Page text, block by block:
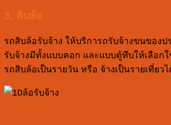
3. สิบล้อ
รถสิบล้อรับจ้าง ให้บริการถรับจ้างขนของ
รับจ้างมีทั้งแบบคอก และแบบตู้ทึบให้เลือก
รถสิบล้อเป็นรายวัน หรือ จ้างเป็นรายเที่ย